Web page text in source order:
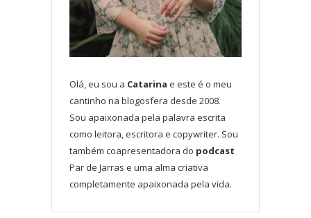
Olá, eu sou a Catarina e este é o meu
cantinho na blogosfera desde 2008.
Sou apaixonada pela palavra escrita
como leitora, escritora e copywriter. Sou
também coapresentadora do podcast
Par de Jarras e uma alma criativa
completamente apaixonada pela vida.